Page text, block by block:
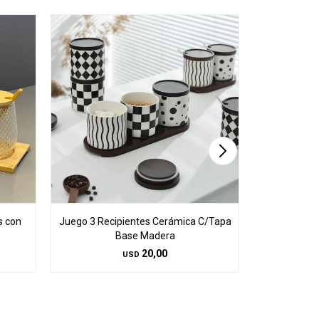
con
Juego 3 Recipientes Cerámica C/Tapa
Base Madera
USD 20,00